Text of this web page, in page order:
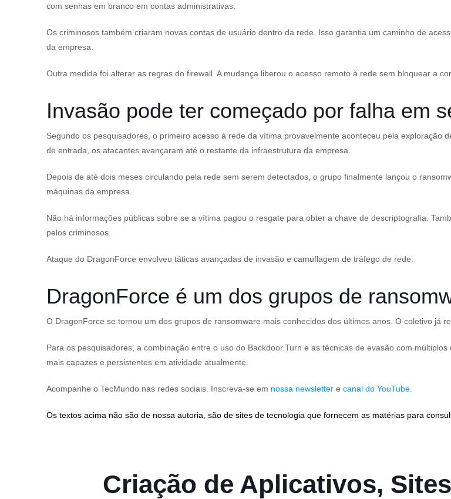
com senhas em branco em contas administrativas.
Os criminosos também criaram novas contas de usuário dentro da rede. Isso garantia um caminho de
da empresa.
Outra medida foi alterar as regras do firewall. A mudança liberou o acesso remoto à rede sem bloquear a
Invasão pode ter começado por falha em
Segundo os pesquisadores, o primeiro acesso à rede da vítima provavelmente aconteceu pela exploração
de entrada, os atacantes avançaram até o restante da infraestrutura da empresa.
Depois de até dois meses circulando pela rede sem serem detectados, o grupo finalmente lançou o
máquinas da empresa.
Não há informações públicas sobre se a vítima pagou o resgate para obter a chave de descriptografia.
pelos criminosos.
Ataque do DragonForce envolveu táticas avançadas de invasão e camuflagem de tráfego de rede.
DragonForce é um dos grupos de
O DragonForce se tornou um dos grupos de ransomware mais conhecidos dos últimos anos. O coletivo já
Para os pesquisadores, a combinação entre o uso do Backdoor.Turn e as técnicas de evasão com
mais capazes e persistentes em atividade atualmente.
Acompanhe o TecMundo nas redes sociais. Inscreva-se em nossa newsletter e canal do YouTube.
Os textos acima não são de nossa autoria, são de sites de tecnologia que fornecem as matérias para
Criação de Aplicativos,